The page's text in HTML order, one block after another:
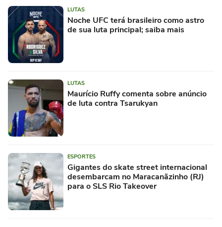
LUTAS
Noche UFC terá brasileiro como astro
de sua luta principal; saiba mais
LUTAS
Maurício Ruffy comenta sobre anúncio
de luta contra Tsarukyan
ESPORTES
Gigantes do skate street internacional
desembarcam no Maracanãzinho (RJ)
para o SLS Rio Takeover